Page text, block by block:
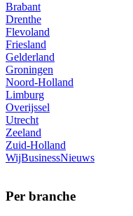
Brabant
Drenthe
Flevoland
Friesland
Gelderland
Groningen
Noord-Holland
Limburg
Overijssel
Utrecht
Zeeland
Zuid-Holland
WijBusinessNieuws
Per branche